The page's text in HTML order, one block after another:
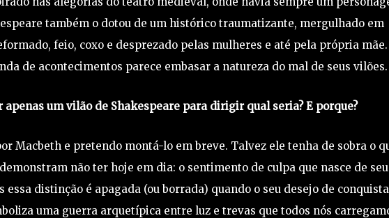
também o dotou de um histórico traumatizante, mergulhado em
feio, coxo e desprezado pelas mulheres e até pela própria mãe.
de acontecimentos parece embasar a natureza do mal de seus vilões.
apenas um vilão de Shakespeare para dirigir qual seria? E porque?
Macbeth e pretendo montá-lo em breve. Talvez ele tenha de sobra o
não ter hoje em dia: o sentimento de culpa que nasce de seu
essa distinção é apagada (ou borrada) quando o seu desejo de
uma guerra arquetípica entre luz e trevas que todos nós